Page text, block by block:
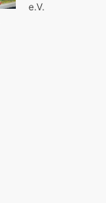
e.V.